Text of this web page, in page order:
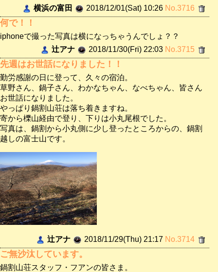
横浜の富田
2018/12/01(Sat) 10:26 No.3716
何で！！
iphoneで撮った写真は横になっちゃうんでしょ？？
辻アナ
2018/11/30(Fri) 22:03 No.3715
先週はお世話になりました！！
勤労感謝の日に登って、久々の宿泊。
草野さん、鍋子さん、わかなちゃん、なべちゃん、皆さん
お世話になりました。
やっぱり鍋割山荘は落ち着きますね。
寄から櫟山経由で登り、下りは小丸尾根でした。
写真は、鍋割から小丸側に少し登ったところからの、鍋割
越しの富士山です。
辻アナ 2018/11/29(Thu) 21:17 No.3714
ご無沙汰しています。
鍋割山荘スタッフ・フアンの皆さま。